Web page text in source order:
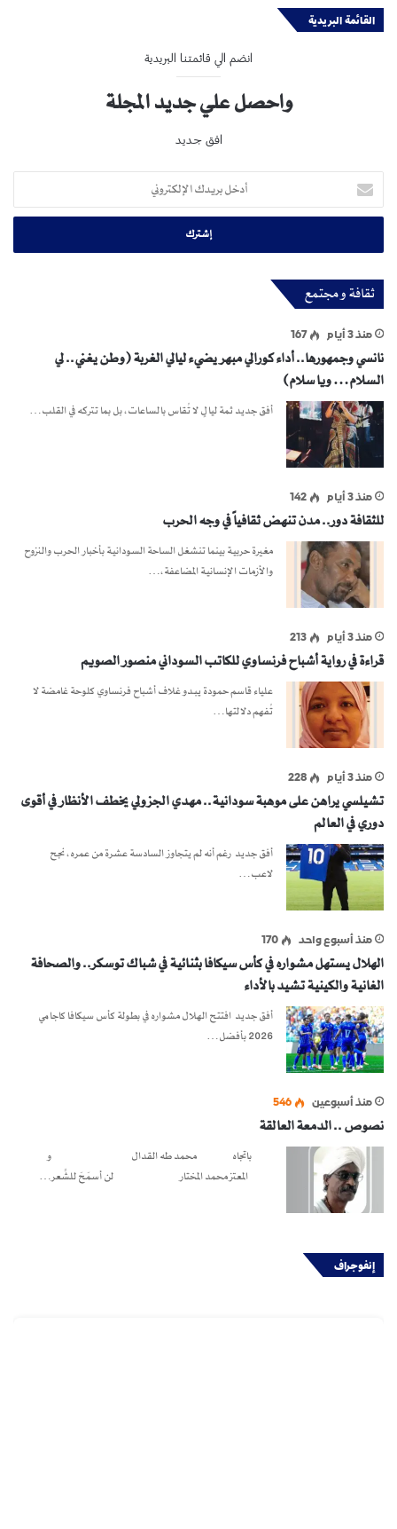
القائمة البريدية
انضم الي قائمتنا البريدية
واحصل علي جديد المجلة
افق جديد
أدخل
بريدك
الإلكتروني
ثقافة و مجتمع
منذ 3 أيام 167
نانسي وجمهورها.. أداء كورالي مبهر يضيء ليالي الغربة (وطن يغني.. لي
السلام… ويا سلام)
أفق جديد ثمة ليالٍ لا تُقاس بالساعات، بل بما تتركه في القلب…
منذ 3 أيام 142
للثقافة دور.. مدن تنهض ثقافياً في وجه الحرب
مغيرة حربية بينما تنشغل الساحة السودانية بأخبار الحرب والنزوح
والأزمات الإنسانية المضاعفة،…
منذ 3 أيام 213
قراءة في رواية أشباح فرنساوي للكاتب السوداني منصور الصويم
علياء قاسم حمودة يبدو غلاف أشباح فرنساوي كلوحة غامضة لا
تُفهم دلالتها…
منذ 3 أيام 228
تشيلسي يراهن على موهبة سودانية.. مهدي الجزولي يخطف الأنظار في أقوى
دوري في العالم
أفق جديد رغم أنه لم يتجاوز السادسة عشرة من عمره، نجح
لاعب…
منذ أسبوع واحد 170
الهلال يستهل مشواره في كأس سيكافا بثنائية في شباك توسكر.. والصحافة
الغانية والكينية تشيد بالأداء
أفق جديد افتتح الهلال مشواره في بطولة كأس سيكافا كاجامي
2026 بأفضل…
منذ أسبوعين 546
نصوص .. الدمعة العالقة
باتجاه محمد طه القدال و
المعتز محمد المختار لن أسمَحَ للشِّعر…
إنفوجراف